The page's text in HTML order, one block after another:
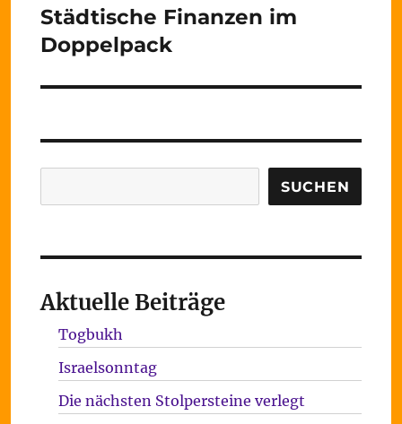
Nächster
Beitrag:
Städtische Finanzen im
Doppelpack
SUCHEN
Aktuelle Beiträge
Togbukh
Israelsonntag
Die nächsten Stolpersteine verlegt